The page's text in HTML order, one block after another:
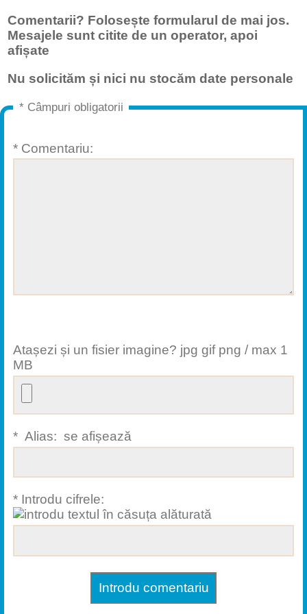
Comentarii? Folosește formularul de mai jos.
Mesajele sunt citite de un operator, apoi
afișate
Nu solicităm și nici nu stocăm date personale
* Câmpuri obligatorii
* Comentariu:
Atașezi și un fisier imagine? jpg gif png / max 1
MB
* Alias: se afișează
* Introdu cifrele: